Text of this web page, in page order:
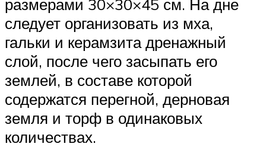
размерами 30×30×45 см. На дне
следует организовать из мха,
гальки и керамзита дренажный
слой, после чего засыпать его
землей, в составе которой
содержатся перегной, дерновая
земля и торф в одинаковых
количествах.